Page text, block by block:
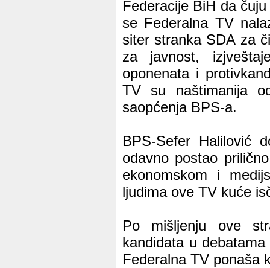
Federacije BiH da
se Federalna TV
siter stranka SDA za
za javnost,
oponenata i
TV su naštimanija
saopćenja BPS-a.
BPS-Sefer Halilović
odavno postao
ekonomskom i
ljudima ove TV kuće
Po mišljenju ove
kandidata u
Federalna TV ponaša